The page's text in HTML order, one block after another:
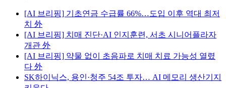
[AI 브리핑] 기초연금 수급률 66%…도입 이후 역대 최저
치 外
[AI 브리핑] 치매 진단·AI 인지훈련, 서초 시니어플라자
개관 外
[AI 브리핑] 약물 없이 초음파로 치매 치료 가능성 열렸
다 外
SK하이닉스, 용인·청주 54조 투자… AI 메모리 생산기지